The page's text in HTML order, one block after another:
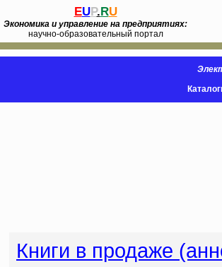
EUP.RU
Экономика и управление на предприятиях:
научно-образовательный портал
Книги в продаже